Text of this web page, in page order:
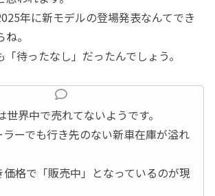
年に新モデルの登場発表なんてでき
。
待ったなし」だったんでしょう。
世界中で売れてないようです。
ラーでも行き先のない新車在庫が溢れ
格で「販売中」となっているのが現